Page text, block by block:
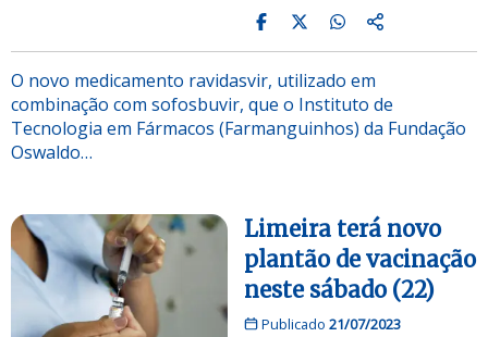
O novo medicamento ravidasvir, utilizado em
combinação com sofosbuvir, que o Instituto de
Tecnologia em Fármacos (Farmanguinhos) da Fundação
Oswaldo…
Limeira terá novo
plantão de vacinação
neste sábado (22)
Publicado 21/07/2023